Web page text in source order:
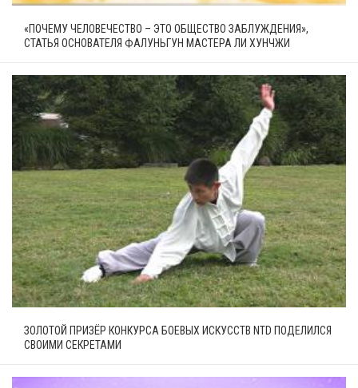
«ПОЧЕМУ ЧЕЛОВЕЧЕСТВО – ЭТО ОБЩЕСТВО ЗАБЛУЖДЕНИЯ»,
СТАТЬЯ ОСНОВАТЕЛЯ ФАЛУНЬГУН МАСТЕРА ЛИ ХУНЧЖИ
ЗОЛОТОЙ ПРИЗЁР КОНКУРСА БОЕВЫХ ИСКУССТВ NTD ПОДЕЛИЛСЯ
СВОИМИ СЕКРЕТАМИ